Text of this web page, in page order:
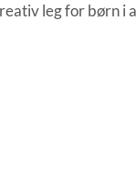
leg for børn i